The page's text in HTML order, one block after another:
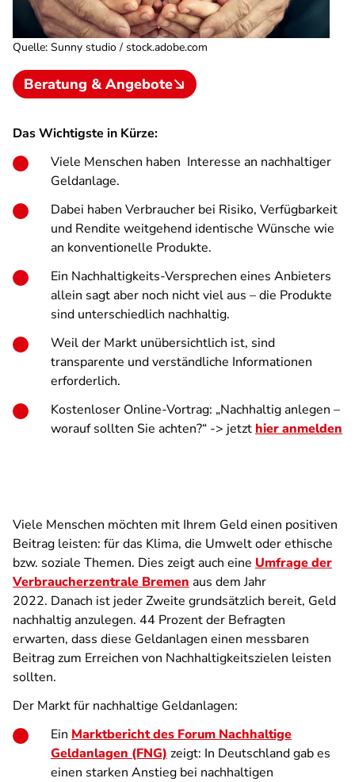
Quelle: Sunny studio / stock.adobe.com
Beratung & Angebote
Das Wichtigste in Kürze:
Viele Menschen haben Interesse an nachhaltiger
Geldanlage.
Dabei haben Verbraucher bei Risiko, Verfügbarkeit
und Rendite weitgehend identische Wünsche wie
an konventionelle Produkte.
Ein Nachhaltigkeits-Versprechen eines Anbieters
allein sagt aber noch nicht viel aus – die Produkte
sind unterschiedlich nachhaltig.
Weil der Markt unübersichtlich ist, sind
transparente und verständliche Informationen
erforderlich.
Kostenloser Online-Vortrag: „Nachhaltig anlegen –
worauf sollten Sie achten?“ -> jetzt hier anmelden
Viele Menschen möchten mit Ihrem Geld einen positiven
Beitrag leisten: für das Klima, die Umwelt oder ethische
bzw. soziale Themen. Dies zeigt auch eine Umfrage der
Verbraucherzentrale Bremen aus dem Jahr
2022. Danach ist jeder Zweite grundsätzlich bereit, Geld
nachhaltig anzulegen. 44 Prozent der Befragten
erwarten, dass diese Geldanlagen einen messbaren
Beitrag zum Erreichen von Nachhaltigkeitszielen leisten
sollten.
Der Markt für nachhaltige Geldanlagen:
Ein Marktbericht des Forum Nachhaltige
Geldanlagen (FNG) zeigt: In Deutschland gab es
einen starken Anstieg bei nachhaltigen